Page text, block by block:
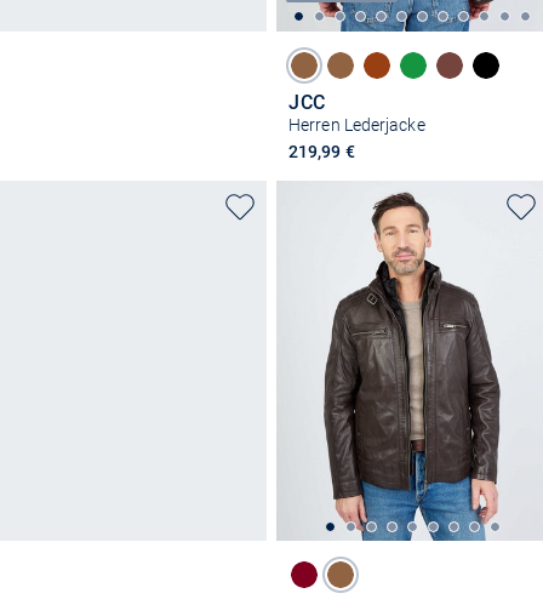
JCC
Herren Lederjacke
219,99 €